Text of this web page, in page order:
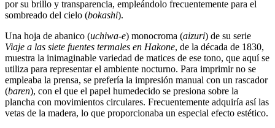
por su brillo y transparencia, empleándolo frecuentemente para el
sombreado del cielo (bokashi).
Una hoja de abanico (uchiwa-e) monocroma (aizuri) de su serie
Viaje a las siete fuentes termales en Hakone, de la década de 1830,
muestra la inimaginable variedad de matices de ese tono, que aquí se
utiliza para representar el ambiente nocturno. Para imprimir no se
empleaba la prensa, se prefería la impresión manual con un rascador
(baren), con el que el papel humedecido se presiona sobre la
plancha con movimientos circulares. Frecuentemente adquiría así las
vetas de la madera, lo que proporcionaba un especial efecto estético.